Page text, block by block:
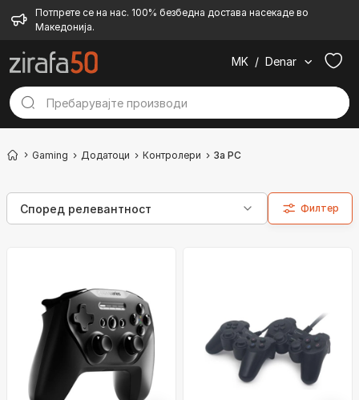
Потпрете се на нас. 100% безбедна достава насекаде во
Македонија.
MK / Denar
Gaming Додатоци Контролери За PC
Филтер